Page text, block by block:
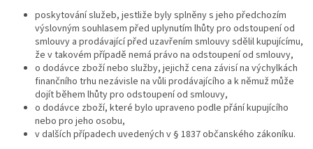
poskytování služeb, jestliže byly splněny s jeho předchozím
výslovným souhlasem před uplynutím lhůty pro odstoupení od
smlouvy a prodávající před uzavřením smlouvy sdělil kupujícímu,
že v takovém případě nemá právo na odstoupení od smlouvy,
o dodávce zboží nebo služby, jejichž cena závisí na výchylkách
finančního trhu nezávisle na vůli prodávajícího a k němuž může
dojít během lhůty pro odstoupení od smlouvy,
o dodávce zboží, které bylo upraveno podle přání kupujícího
nebo pro jeho osobu,
v dalších případech uvedených v § 1837 občanského zákoníku.